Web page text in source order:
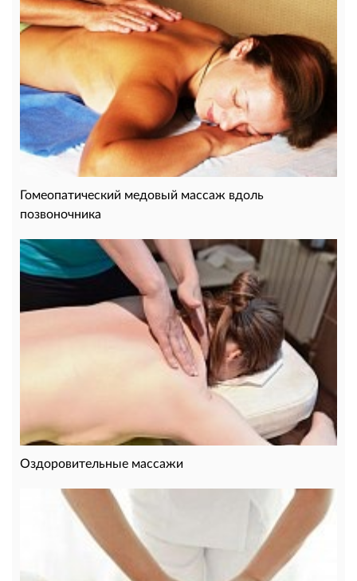
Гомеопатический медовый массаж вдоль
позвоночника
Оздоровительные массажи